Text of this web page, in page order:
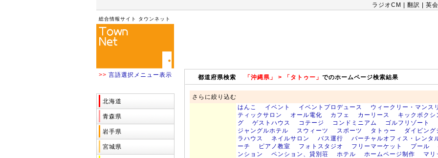
ラジオCM 翻訳 英
総合情報サイト タウンネット
>> 言語選択メニュー表示
北海道
青森県
岩手県
宮城県
都道府県検索 「沖縄県」 > 「タトゥー」 でのホームページ検索結果
さらに絞り込む
はんこ イベント イベントプロデュース ウィークリー・マンス
ティックサロン
オール電化 カフェ カーリース キックボクシ
グ
ゲストハウス コテージ コンドミニアム ゴルフリゾート
ジャングルホテル
スウィーツ スポーツ タトゥー ダイビング
ラハウス
ネイルサロン バス運行 バーチャルオフィス・レンタ
ーチ
ピアノ教室 フォトスタジオ フリーマーケット プール
ンション
ペンション、貸別荘 ホテル ホームページ制作
マ